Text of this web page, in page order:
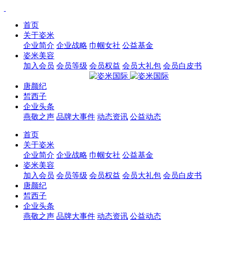
首页
关于姿米
企业简介 企业战略 巾帼女社 公益基金
姿米美容
加入会员 会员等级 会员权益 会员大礼包 会员白皮书
唐颜纪
皙西子
企业头条
燕敬之声 品牌大事件 动态资讯 公益动态
首页
关于姿米
企业简介 企业战略 巾帼女社 公益基金
姿米美容
加入会员 会员等级 会员权益 会员大礼包 会员白皮书
唐颜纪
皙西子
企业头条
燕敬之声 品牌大事件 动态资讯 公益动态